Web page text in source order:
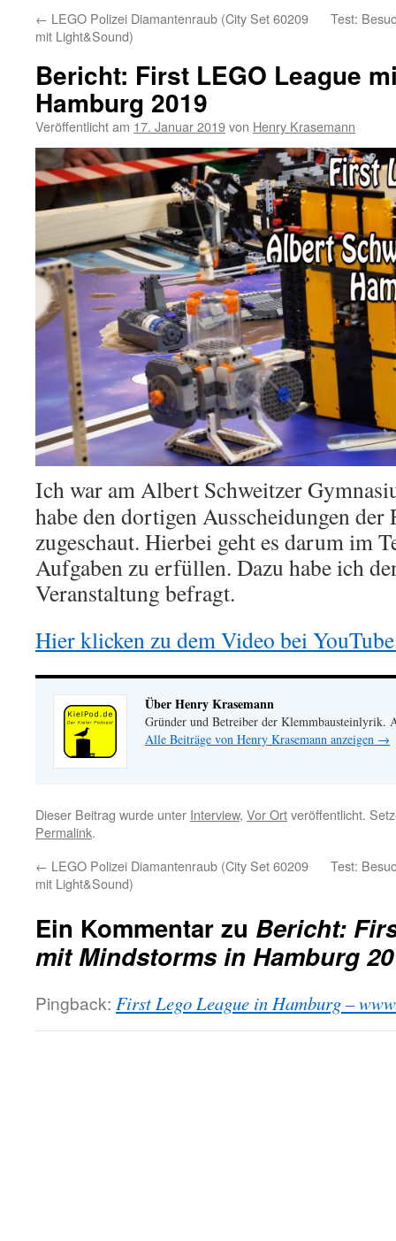
← LEGO Polizei Diamantenraub (City Set 60209
mit Light&Sound)
Test:
Bericht: First LEGO League
Hamburg 2019
Veröffentlicht am 17. Januar 2019von Henry Krasemann
Ich war am Albert Schweitzer
habe den dortigen Ausscheidungen
zugeschaut. Hierbei geht es darum im
Aufgaben zu erfüllen. Dazu habe ich
Veranstaltung befragt.
Hier klicken zu dem Video bei
Über Henry Krasemann
Gründer und Betreiber der Klemmbausteinlyrik.
Alle Beiträge von Henry Krasemann anzeigen →
Dieser Beitrag wurde unter Interview, Vor Ortveröffentlicht.
Permalink.
← LEGO Polizei Diamantenraub (City Set 60209
mit Light&Sound)
Test:
Ein Kommentar zu Bericht:
mit Mindstorms in Hamburg
Pingback: First Lego League in Hamburg –